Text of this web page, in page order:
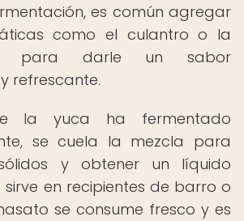
es común agregar
como el culantro o la
para darle un sabor
refrescante.
la yuca ha fermentado
se cuela la mezcla para
y obtener un líquido
sirve en recipientes de barro o
se consume fresco y es